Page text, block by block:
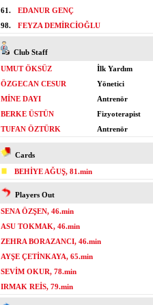
61.
EDANUR GENÇ
98.
FEYZA DEMİRCİOĞLU
Club Staff
UMUT ÖKSÜZ
İlk Yardım
ÖZGECAN CESUR
Yönetici
MİNE DAYI
Antrenör
BERKE ÜSTÜN
Fizyoterapist
TUFAN ÖZTÜRK
Antrenör
Cards
BEHİYE AĞUŞ, 81.min
Players Out
SENA ÖZŞEN, 46.min
ASU TOKMAK, 46.min
ZEHRA BORAZANCI, 46.min
AYŞE ÇETİNKAYA, 65.min
SEVİM OKUR, 78.min
IRMAK REİS, 79.min